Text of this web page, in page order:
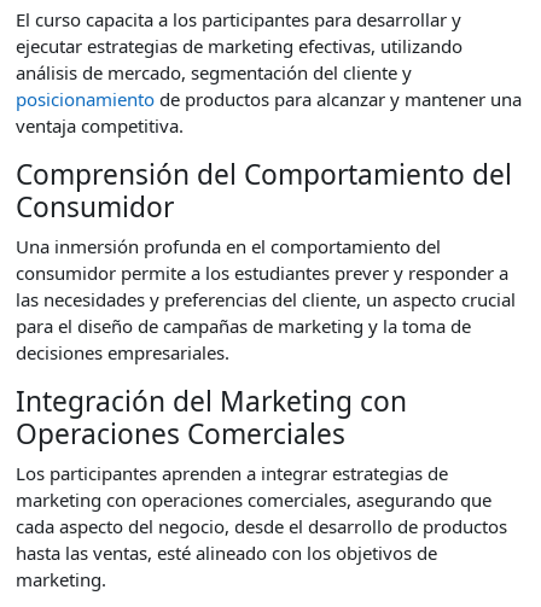
El curso capacita a los participantes para desarrollar y
ejecutar estrategias de marketing efectivas, utilizando
análisis de mercado, segmentación del cliente y
posicionamiento de productos para alcanzar y mantener una
ventaja competitiva.
Comprensión del Comportamiento del
Consumidor
Una inmersión profunda en el comportamiento del
consumidor permite a los estudiantes prever y responder a
las necesidades y preferencias del cliente, un aspecto crucial
para el diseño de campañas de marketing y la toma de
decisiones empresariales.
Integración del Marketing con
Operaciones Comerciales
Los participantes aprenden a integrar estrategias de
marketing con operaciones comerciales, asegurando que
cada aspecto del negocio, desde el desarrollo de productos
hasta las ventas, esté alineado con los objetivos de
marketing.